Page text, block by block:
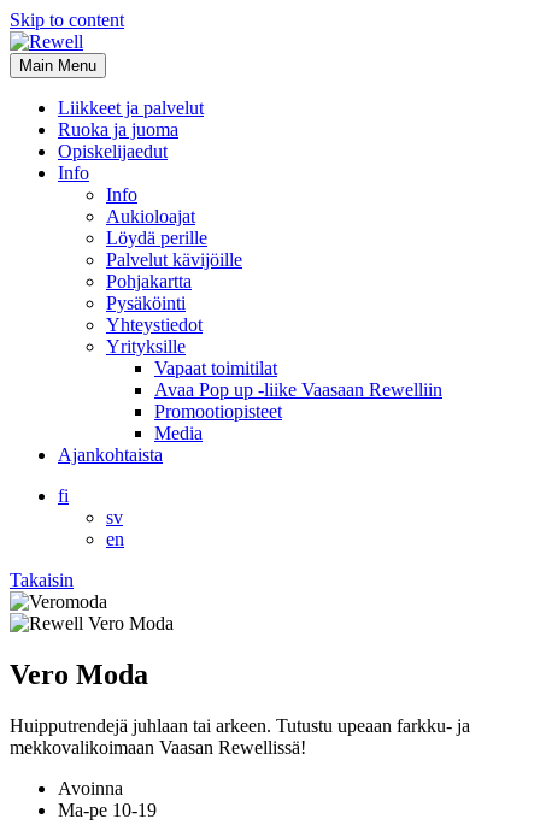
Skip to content
Main Menu
Liikkeet ja palvelut
Ruoka ja juoma
Opiskelijaedut
Info
Info
Aukioloajat
Löydä perille
Palvelut kävijöille
Pohjakartta
Pysäköinti
Yhteystiedot
Yrityksille
Vapaat toimitilat
Avaa Pop up -liike Vaasaan Rewelliin
Promootiopisteet
Media
Ajankohtaista
fi
sv
en
Takaisin
Vero Moda
Huipputrendejä juhlaan tai arkeen. Tutustu upeaan farkku- ja
mekkovalikoimaan Vaasan Rewellissä!
Avoinna
Ma-pe 10-19